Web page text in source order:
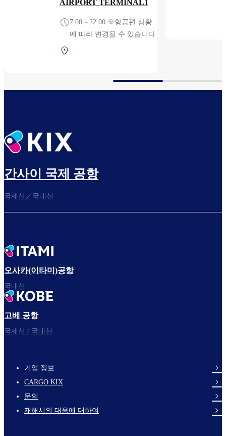
AIRPORT TERMINAL1
7:00～22:00 ※항공편 상황
에 따라 변경될 수 있습니다
간사이 국제 공항
국제선／국내선
오사카(이타미)공항
국내선
고베 공항
국제선 / 국내선
footer-
links-
en-
기업 정보
CARGO KIX
문의
재해시의 대응에 대하여